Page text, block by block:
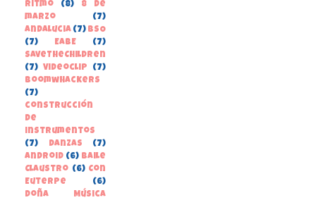
Ritmo (8)
8 de
marzo
(7)
Andalucia (7) BSO
(7)
EABE
(7)
SaveTheChildren
(7) Videoclip
(7)
boomwhackers
(7)
construcción
de
instrumentos
(7)
danzas
(7)
Android (6) Baile
Claustro (6) Con
Euterpe
(6)
Doña Música